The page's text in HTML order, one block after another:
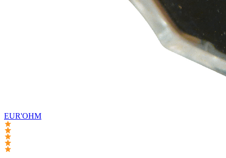
EUR'OHM